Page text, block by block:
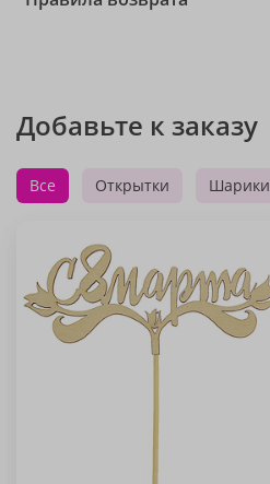
Добавьте к заказу
Все Открытки Шарики